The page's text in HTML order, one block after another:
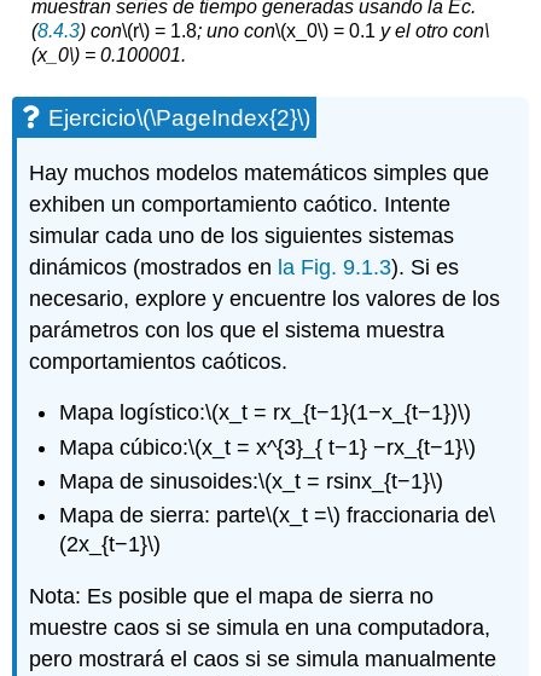
muestran series de tiempo generadas usando la Ec.
(8.4.3) con\(r\)= 1.8; uno con\(x_0\)= 0.1 y el otro con\
(x_0\) = 0.100001.
Ejercicio\(\PageIndex{2}\)
Hay muchos modelos matemáticos simples que
exhiben un comportamiento caótico. Intente
simular cada uno de los siguientes sistemas
dinámicos (mostrados en la Fig. 9.1.3). Si es
necesario, explore y encuentre los valores de los
parámetros con los que el sistema muestra
comportamientos caóticos.
Mapa logístico:\(x_t = rx_{t−1}(1−x_{t−1})\)
Mapa cúbico:\(x_t = x^{3}_{ t−1} −rx_{t−1}\)
Mapa de sinusoides:\(x_t = rsinx_{t−1}\)
Mapa de sierra: parte\(x_t =\) fraccionaria de\
(2x_{t−1}\)
Nota: Es posible que el mapa de sierra no
muestre caos si se simula en una computadora,
pero mostrará el caos si se simula manualmente